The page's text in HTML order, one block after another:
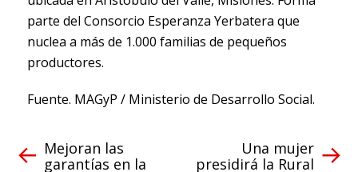
parte del Consorcio Esperanza Yerbatera que
nuclea a más de 1.000 familias de pequeños
productores.
Fuente. MAGyP / Ministerio de Desarrollo Social.
Mejoran las
garantías en la
Una mujer
presidirá la Rural